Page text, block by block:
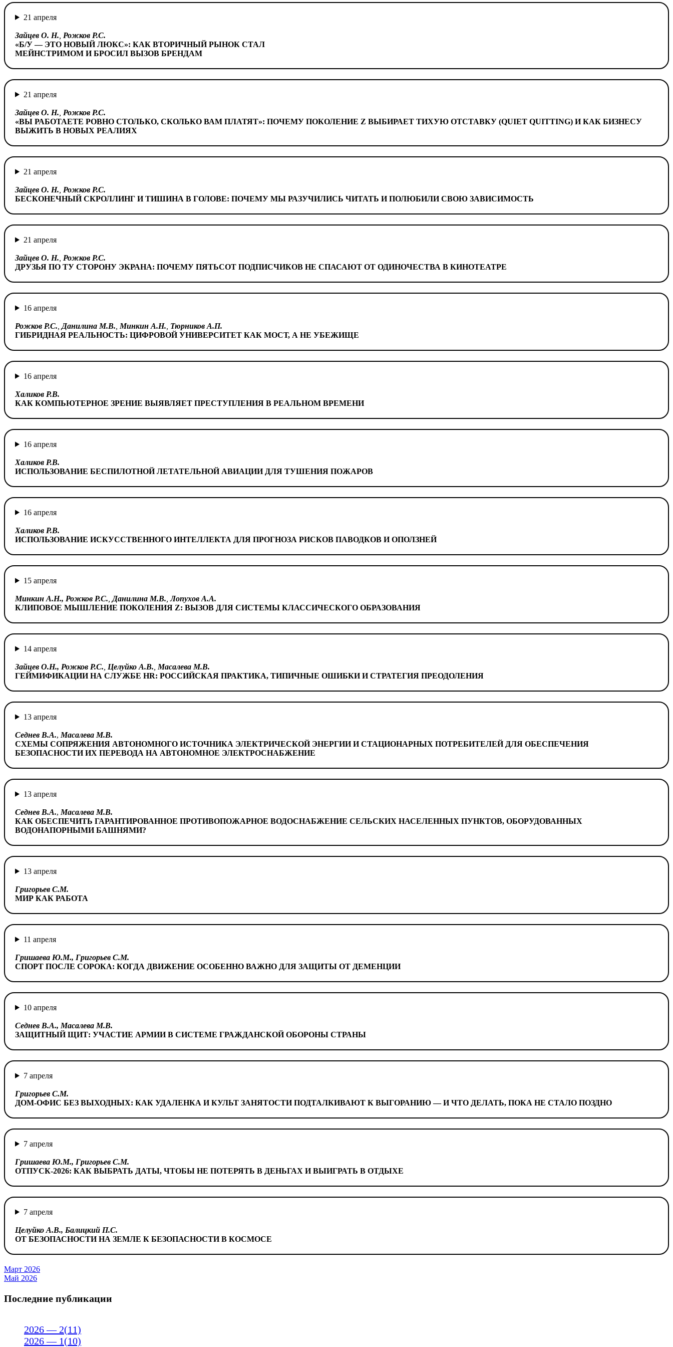
21 апреля
Зайцев О. Н. Рожков Р.С.
«Б/У — ЭТО НОВЫЙ ЛЮКС»: КАК ВТОРИЧНЫЙ РЫНОК СТАЛ
МЕЙНСТРИМОМ И БРОСИЛ ВЫЗОВ БРЕНДАМ
21 апреля
Зайцев О. Н. Рожков Р.С.
«ВЫ РАБОТАЕТЕ РОВНО СТОЛЬКО, СКОЛЬКО ВАМ ПЛАТЯТ»: ПОЧЕМУ ПОКОЛЕНИЕ Z ВЫБИРАЕТ ТИХУЮ ОТСТАВКУ (QUIET QUITTING) И КАК БИЗНЕСУ
ВЫЖИТЬ В НОВЫХ РЕАЛИЯХ
21 апреля
Зайцев О. Н. Рожков Р.С.
БЕСКОНЕЧНЫЙ СКРОЛЛИНГ И ТИШИНА В ГОЛОВЕ: ПОЧЕМУ МЫ РАЗУЧИЛИСЬ ЧИТАТЬ И ПОЛЮБИЛИ СВОЮ ЗАВИСИМОСТЬ
21 апреля
Зайцев О. Н. Рожков Р.С.
ДРУЗЬЯ ПО ТУ СТОРОНУ ЭКРАНА: ПОЧЕМУ ПЯТЬСОТ ПОДПИСЧИКОВ НЕ СПАСАЮТ ОТ ОДИНОЧЕСТВА В КИНОТЕАТРЕ
16 апреля
Рожков Р.С. Данилина М.В. Минкин А.Н. Тюрников А.П.
ГИБРИДНАЯ РЕАЛЬНОСТЬ: ЦИФРОВОЙ УНИВЕРСИТЕТ КАК МОСТ, А НЕ УБЕЖИЩЕ
16 апреля
Халиков Р.В.
КАК КОМПЬЮТЕРНОЕ ЗРЕНИЕ ВЫЯВЛЯЕТ ПРЕСТУПЛЕНИЯ В РЕАЛЬНОМ ВРЕМЕНИ
16 апреля
Халиков Р.В.
ИСПОЛЬЗОВАНИЕ БЕСПИЛОТНОЙ ЛЕТАТЕЛЬНОЙ АВИАЦИИ ДЛЯ ТУШЕНИЯ ПОЖАРОВ
16 апреля
Халиков Р.В.
ИСПОЛЬЗОВАНИЕ ИСКУССТВЕННОГО ИНТЕЛЛЕКТА ДЛЯ ПРОГНОЗА РИСКОВ ПАВОДКОВ И ОПОЛЗНЕЙ
15 апреля
Минкин А.Н., Рожков Р.С. Данилина М.В. ,Лопухов А.А.
КЛИПОВОЕ МЫШЛЕНИЕ ПОКОЛЕНИЯ Z: ВЫЗОВ ДЛЯ СИСТЕМЫ КЛАССИЧЕСКОГО ОБРАЗОВАНИЯ
14 апреля
Зайцев О.Н., Рожков Р.С. Целуйко А.В. Масалева М.В.
ГЕЙМИФИКАЦИИ НА СЛУЖБЕ HR: РОССИЙСКАЯ ПРАКТИКА, ТИПИЧНЫЕ ОШИБКИ И СТРАТЕГИЯ ПРЕОДОЛЕНИЯ
13 апреля
Седнев В.А., Масалева М.В.
СХЕМЫ СОПРЯЖЕНИЯ АВТОНОМНОГО ИСТОЧНИКА ЭЛЕКТРИЧЕСКОЙ ЭНЕРГИИ И СТАЦИОНАРНЫХ ПОТРЕБИТЕЛЕЙ ДЛЯ ОБЕСПЕЧЕНИЯ
БЕЗОПАСНОСТИ ИХ ПЕРЕВОДА НА АВТОНОМНОЕ ЭЛЕКТРОСНАБЖЕНИЕ
13 апреля
Седнев В.А., Масалева М.В.
КАК ОБЕСПЕЧИТЬ ГАРАНТИРОВАННОЕ ПРОТИВОПОЖАРНОЕ ВОДОСНАБЖЕНИЕ СЕЛЬСКИХ НАСЕЛЕННЫХ ПУНКТОВ, ОБОРУДОВАННЫХ
ВОДОНАПОРНЫМИ БАШНЯМИ?
13 апреля
Григорьев С.М.
МИР КАК РАБОТА
11 апреля
Гришаева Ю.М., Григорьев С.М.
СПОРТ ПОСЛЕ СОРОКА: КОГДА ДВИЖЕНИЕ ОСОБЕННО ВАЖНО ДЛЯ ЗАЩИТЫ ОТ ДЕМЕНЦИИ
10 апреля
Седнев В.А., Масалева М.В.
ЗАЩИТНЫЙ ЩИТ: УЧАСТИЕ АРМИИ В СИСТЕМЕ ГРАЖДАНСКОЙ ОБОРОНЫ СТРАНЫ
7 апреля
Григорьев С.М.
ДОМ-ОФИС БЕЗ ВЫХОДНЫХ: КАК УДАЛЕНКА И КУЛЬТ ЗАНЯТОСТИ ПОДТАЛКИВАЮТ К ВЫГОРАНИЮ — И ЧТО ДЕЛАТЬ, ПОКА НЕ СТАЛО ПОЗДНО
7 апреля
Гришаева Ю.М., Григорьев С.М.
ОТПУСК-2026: КАК ВЫБРАТЬ ДАТЫ, ЧТОБЫ НЕ ПОТЕРЯТЬ В ДЕНЬГАХ И ВЫИГРАТЬ В ОТДЫХЕ
7 апреля
Целуйко А.В., Балицкий П.С.
ОТ БЕЗОПАСНОСТИ НА ЗЕМЛЕ К БЕЗОПАСНОСТИ В КОСМОСЕ
Навигация
записям
Март 2026
Май 2026
Последние публикации
2026 — 2(11)
2026 — 1(10)